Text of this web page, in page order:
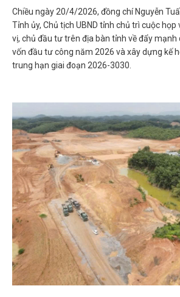
Chiều ngày 20/4/2026, đồng chí Nguyễn
Tỉnh ủy, Chủ tịch UBND tỉnh chủ trì cuộc họp
vị, chủ đầu tư trên địa bàn tỉnh về đẩy mạnh
vốn đầu tư công năm 2026 và xây dựng kế
trung hạn giai đoạn 2026-3030.